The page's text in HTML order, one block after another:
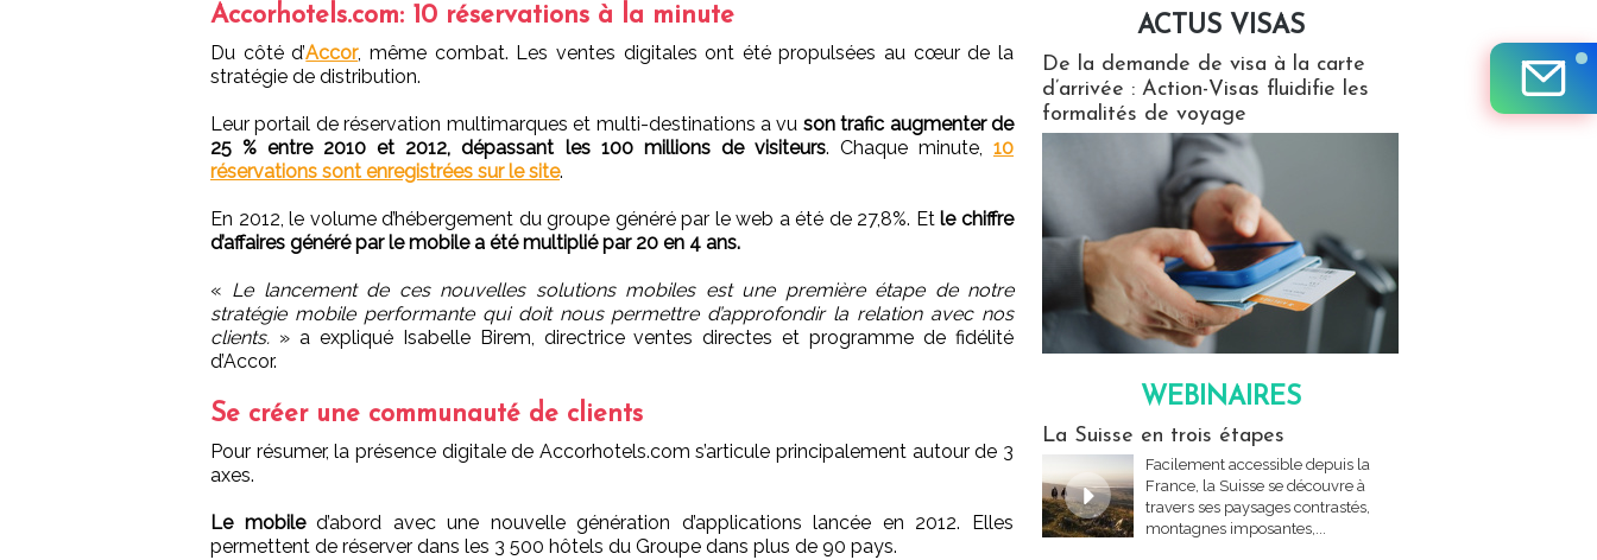
Accorhotels.com: 10 réservations à la minute
Du côté d’Accor, même combat. Les ventes digitales ont été propulsées au cœur de la
stratégie de distribution.
Leur portail de réservation multimarques et multi-destinations a vu son trafic augmenter de
25 % entre 2010 et 2012, dépassant les 100 millions de visiteurs. Chaque minute,10
réservations sont enregistrées sur le site.
En 2012, le volume d’hébergement du groupe généré par le web a été de 27,8%. Etle chiffre
d’affaires généré par le mobile a été multiplié par 20 en 4 ans.
« Le lancement de ces nouvelles solutions mobiles est une première étape de notre
stratégie mobile performante qui doit nous permettre d’approfondir la relation avec nos
clients. » a expliqué Isabelle Birem, directrice ventes directes et programme de fidélité
d’Accor.
Se créer une communauté de clients
Pour résumer, la présence digitale de Accorhotels.com s’articule principalement autour de 3
axes.
Le mobiled’abord avec une nouvelle génération d’applications lancée en 2012. Elles
permettent de réserver dans les 3 500 hôtels du Groupe dans plus de 90 pays.
ACTUS VISAS
De la demande de visa à la carte
d’arrivée : Action-Visas fluidifie les
formalités de voyage
WEBINAIRES
La Suisse en trois étapes
Facilement accessible depuis la
France, la Suisse se découvre à
travers ses paysages contrastés,
montagnes imposantes,...